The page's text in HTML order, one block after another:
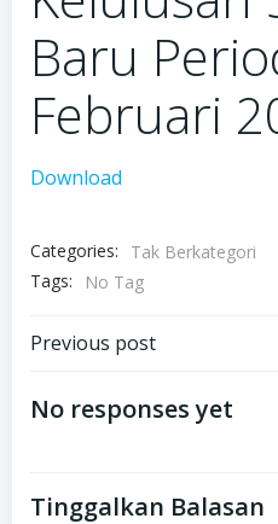
Baru
Februari
Download
Categories:
Tak Berkategori
Tags:
No Tag
Post
navigation
Previous post
No responses yet
Tinggalkan Balasan